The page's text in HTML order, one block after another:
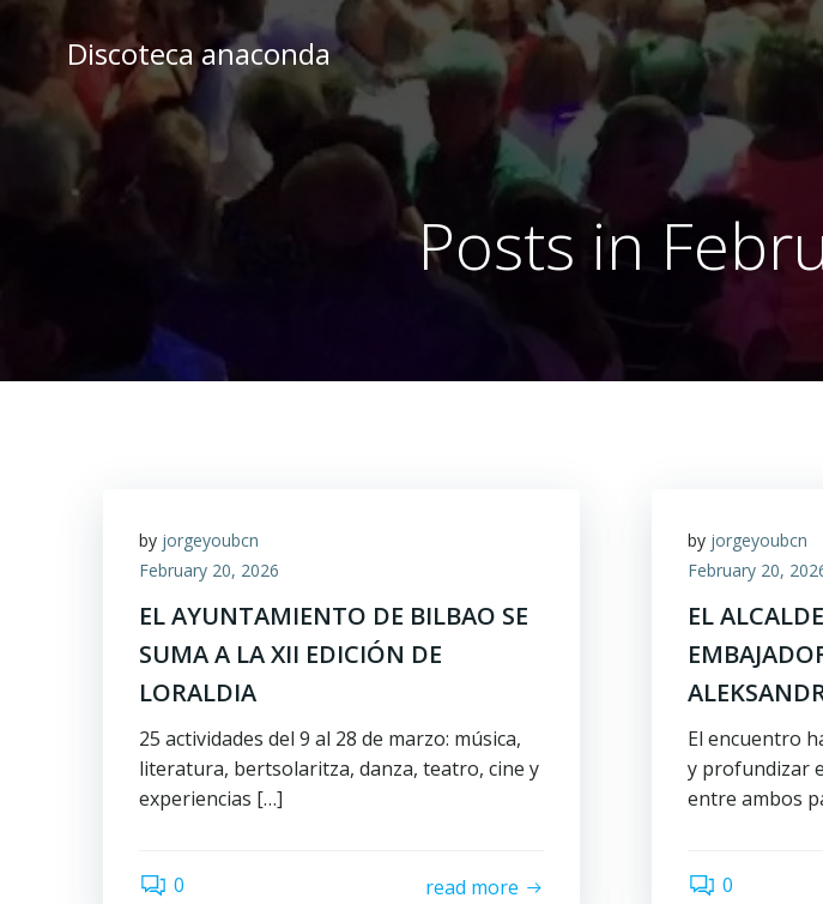
Discoteca anaconda
Posts in
by jorgeyoubcn
February 20, 2026
EL AYUNTAMIENTO DE BILBAO SE
SUMA A LA XII EDICIÓN DE
LORALDIA
25 actividades del 9 al 28 de marzo: música,
literatura, bertsolaritza, danza, teatro, cine y
experiencias […]
0 read more
by jorgeyoubcn
February 20,
EL
El encuentro
y profundizar
entre ambos
0